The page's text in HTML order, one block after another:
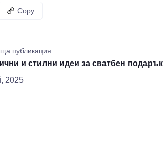
Copy
публикация:
и стилни идеи за сватбен подарък
2025